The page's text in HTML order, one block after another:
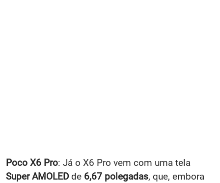
Poco X6 Pro: Já o X6 Pro vem com uma tela
Super AMOLEDde 6,67 polegadas, que, embora